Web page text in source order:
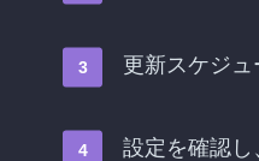
更新スケジ
設定を確認